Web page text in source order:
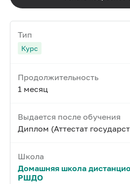
Тип
Курс
Продолжительность
1 месяц
Выдается после обучения
Диплом (Аттестат
Школа
Домашняя школа
РШДО